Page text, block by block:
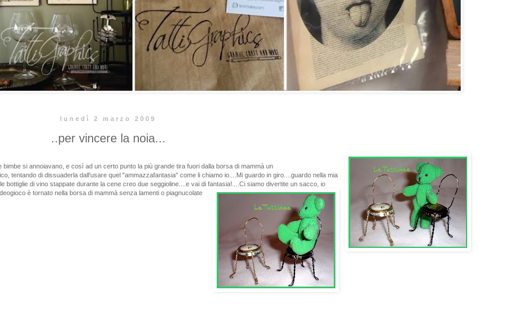
lunedì 2 marzo 2009
..per vincere la noia...
si annoiavano, e così ad un certo punto la più grande tira fuori dalla borsa di mammà un
tentando di dissuaderla dall'usare quel "ammazzafantasia" come li chiamo io....Mi guardo in giro....guardo nella mia
di vino stappate durante la cene creo due seggioline....e vai di fantasia!....Ci siamo divertite un sacco, io
è tornato nella borsa di mammà senza lamenti o piagnucolate